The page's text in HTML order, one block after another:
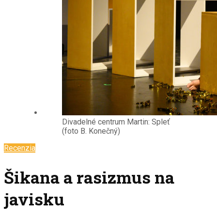
Divadelné centrum Martin: Spleť
(foto B. Konečný)
Recenzia
Šikana a rasizmus na
javisku